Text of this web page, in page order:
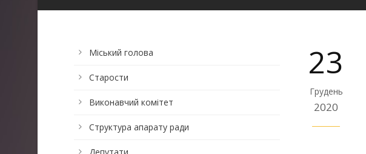
23
Грудень
2020
Міський голова
Старости
Виконавчий комітет
Структура апарату ради